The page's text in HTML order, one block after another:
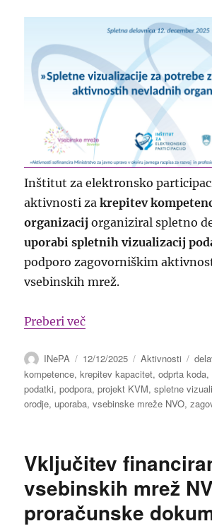
Inštitut za elektronsko
aktivnosti zakrepitev
organizacij organiziral spletno
uporabi spletnih vizualizacij
podporo zagovorniškim
vsebinskih mrež.
Preberi več“Delavnica o uporabi
Avtor
INePA
Objavljeno
dne
12/12/2025 Kategorije
Aktivnosti
kompetence,krepitev kapacitet,odprta koda,
podatki,podpora,projekt KVM,spletne
orodje, uporaba,vsebinske mreže NVO,
Vključitev
vsebinskih mrež
proračunske